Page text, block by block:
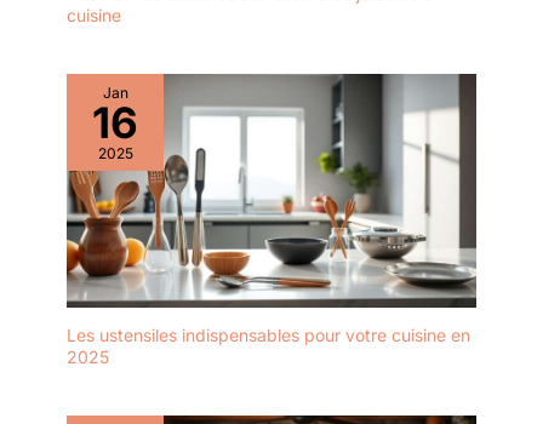
cuisine
Jan
16
2025
Les ustensiles indispensables pour votre cuisine en
2025